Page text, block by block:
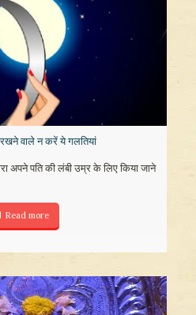
वाले न करें ये गलतियां
अपने पति की लंबी उम्र के लिए किया जाने
Read more